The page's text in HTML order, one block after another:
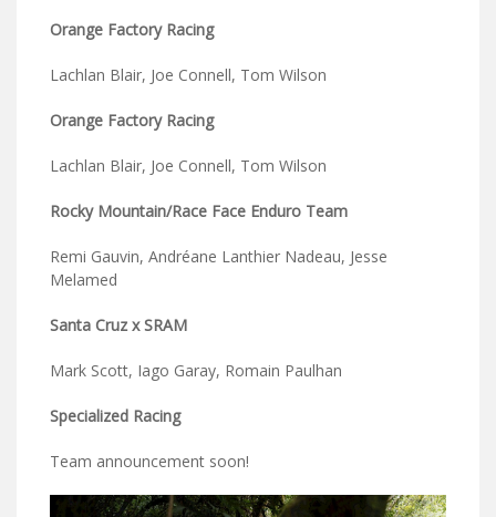
Orange Factory Racing
Lachlan Blair, Joe Connell, Tom Wilson
Orange Factory Racing
Lachlan Blair, Joe Connell, Tom Wilson
Rocky Mountain/Race Face Enduro Team
Remi Gauvin, Andréane Lanthier Nadeau, Jesse
Melamed
Santa Cruz x SRAM
Mark Scott, Iago Garay, Romain Paulhan
Specialized Racing
Team announcement soon!